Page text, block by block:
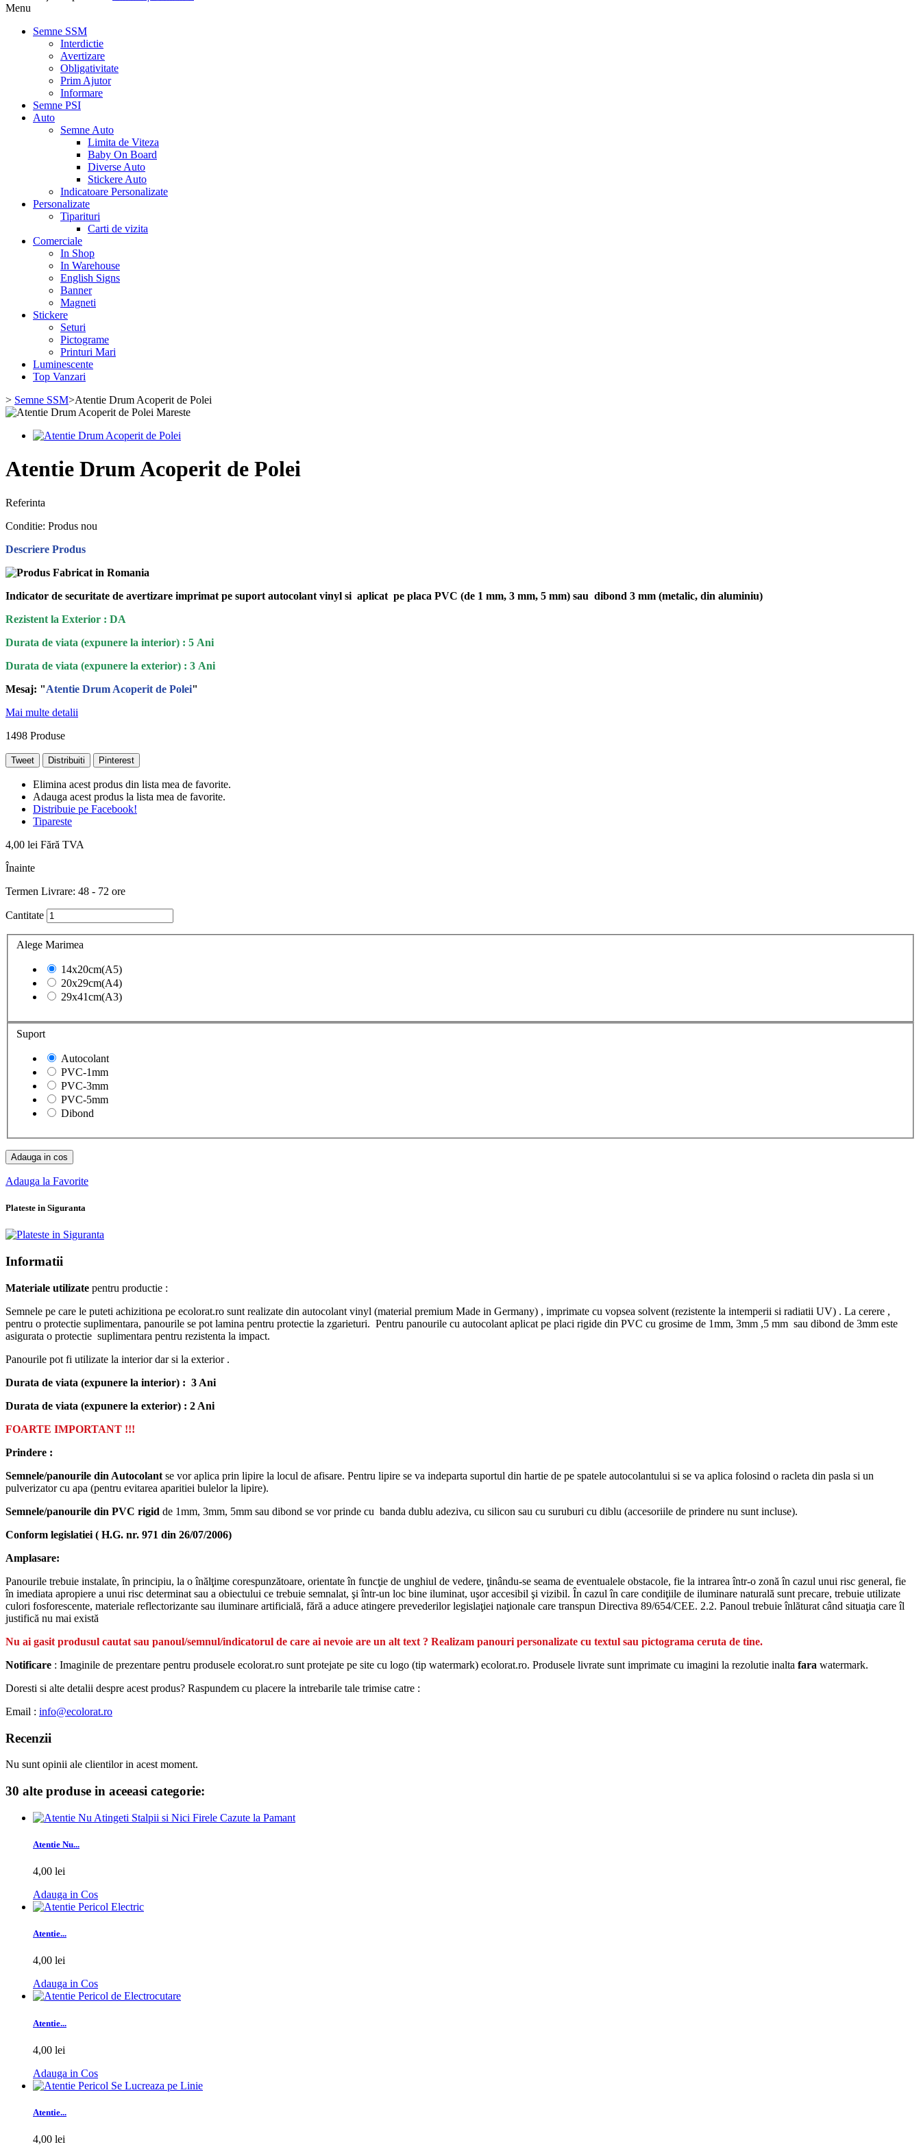
Menu
Semne SSM
Interdictie
Avertizare
Obligativitate
Prim Ajutor
Informare
Semne PSI
Auto
Semne Auto
Limita de Viteza
Baby On Board
Diverse Auto
Stickere Auto
Indicatoare Personalizate
Personalizate
Tiparituri
Carti de vizita
Comerciale
In Shop
In Warehouse
English Signs
Banner
Magneti
Stickere
Seturi
Pictograme
Printuri Mari
Luminescente
Top Vanzari
> Semne SSM>Atentie Drum Acoperit de Polei
Mareste
Atentie Drum Acoperit de Polei
Referinta
Conditie: Produs nou
Descriere Produs
Indicator de securitate de avertizare imprimat pe suport autocolant vinyl si aplicat pe placa PVC (de 1 mm, 3 mm, 5 mm) sau dibond 3 mm (metalic, din aluminiu)
Rezistent la Exterior : DA
Durata de viata (expunere la interior) : 5 Ani
Durata de viata (expunere la exterior) : 3 Ani
Mesaj: "Atentie Drum Acoperit de Polei"
Mai multe detalii
1498 Produse
Tweet Distribuiti Pinterest
Elimina acest produs din lista mea de favorite.
Adauga acest produs la lista mea de favorite.
Distribuie pe Facebook!
Tipareste
4,00 lei Fără TVA
Înainte
Termen Livrare: 48 - 72 ore
Cantitate
Alege Marimea
14x20cm(A5)
20x29cm(A4)
29x41cm(A3)
Suport
Autocolant
PVC-1mm
PVC-3mm
PVC-5mm
Dibond
Adauga in cos
Adauga la Favorite
Plateste in Siguranta
Informatii
Materiale utilizate pentru productie :
Semnele pe care le puteti achizitiona pe ecolorat.ro sunt realizate din autocolant vinyl (material premium Made in Germany) , imprimate cu vopsea solvent (rezistente la intemperii si radiatii UV) . La cerere ,
pentru o protectie suplimentara, panourile se pot lamina pentru protectie la zgarieturi. Pentru panourile cu autocolant aplicat pe placi rigide din PVC cu grosime de 1mm, 3mm ,5 mm sau dibond de 3mm este
asigurata o protectie suplimentara pentru rezistenta la impact.
Panourile pot fi utilizate la interior dar si la exterior .
Durata de viata (expunere la interior) : 3 Ani
Durata de viata (expunere la exterior) : 2 Ani
FOARTE IMPORTANT !!!
Prindere :
Semnele/panourile din Autocolant se vor aplica prin lipire la locul de afisare. Pentru lipire se va indeparta suportul din hartie de pe spatele autocolantului si se va aplica folosind o racleta din pasla si un
pulverizator cu apa (pentru evitarea aparitiei bulelor la lipire).
Semnele/panourile din PVC rigid de 1mm, 3mm, 5mm sau dibond se vor prinde cu banda dublu adeziva, cu silicon sau cu suruburi cu diblu (accesoriile de prindere nu sunt incluse).
Conform legislatiei ( H.G. nr. 971 din 26/07/2006)
Amplasare:
Panourile trebuie instalate, în principiu, la o înălţime corespunzătoare, orientate în funcţie de unghiul de vedere, ţinându-se seama de eventualele obstacole, fie la intrarea într-o zonă în cazul unui risc general, fie
în imediata apropiere a unui risc determinat sau a obiectului ce trebuie semnalat, şi într-un loc bine iluminat, uşor accesibil şi vizibil. În cazul în care condiţiile de iluminare naturală sunt precare, trebuie utilizate
culori fosforescente, materiale reflectorizante sau iluminare artificială, fără a aduce atingere prevederilor legislaţiei naţionale care transpun Directiva 89/654/CEE. 2.2. Panoul trebuie înlăturat când situaţia care îl
justifică nu mai există
Nu ai gasit produsul cautat sau panoul/semnul/indicatorul de care ai nevoie are un alt text ? Realizam panouri personalizate cu textul sau pictograma ceruta de tine.
Notificare : Imaginile de prezentare pentru produsele ecolorat.ro sunt protejate pe site cu logo (tip watermark) ecolorat.ro. Produsele livrate sunt imprimate cu imagini la rezolutie inalta fara watermark.
Doresti si alte detalii despre acest produs? Raspundem cu placere la intrebarile tale trimise catre :
Email : info@ecolorat.ro
Recenzii
Nu sunt opinii ale clientilor in acest moment.
30 alte produse in aceeasi categorie:
Atentie Nu...
4,00 lei
Adauga in Cos
Atentie...
4,00 lei
Adauga in Cos
Atentie...
4,00 lei
Adauga in Cos
Atentie...
4,00 lei